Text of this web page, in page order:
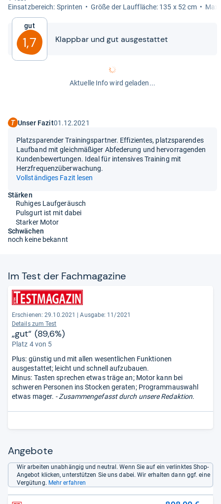
Ein­satz­be­reich: Sprin­ten
Größe der Lauf­flä­che: 135 x 52 cm
Gut
1,7 Klapp­bar und gut aus­ge­stat­tet
Aktuelle Info wird geladen...
Unser Fazit01.12.2021
Platzsparender Trainingspartner. Effizientes, platzsparendes
Laufband mit gleichmäßiger Abfederung und hervorragenden
Kundenbewertungen. Ideal für intensives Training mit
Herzfrequenzüberwachung.
Vollständiges Fazit lesen
Stärken
Ruhiges Laufgeräusch
Pulsgurt ist mit dabei
Starker Motor
Schwächen
noch keine bekannt
Im Test der Fach­ma­ga­zine
Erschienen: 29.10.2021 | Ausgabe: 11/2021
Details zum Test
„gut“ (89,6%)
Platz 4 von 5
Plus: günstig und mit allen wesentlichen Funktionen
ausgestattet; leicht und schnell aufzubauen.
Minus: Tasten sprechen etwas träge an; Motor kann bei
schweren Personen ins Stocken geraten; Programmauswahl
etwas mager. - Zusammengefasst durch unsere Redaktion.
Angebote
Wir arbeiten unabhängig und neutral. Wenn Sie auf ein verlinktes Shop-
Angebot klicken, unterstützen Sie uns dabei. Wir erhalten dann ggf. eine
Vergütung. Mehr erfahren